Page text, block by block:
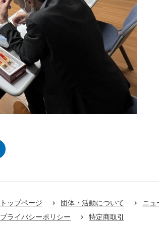
トップページ 団体・活動について ニュ
プライバシーポリシー
特定商取引